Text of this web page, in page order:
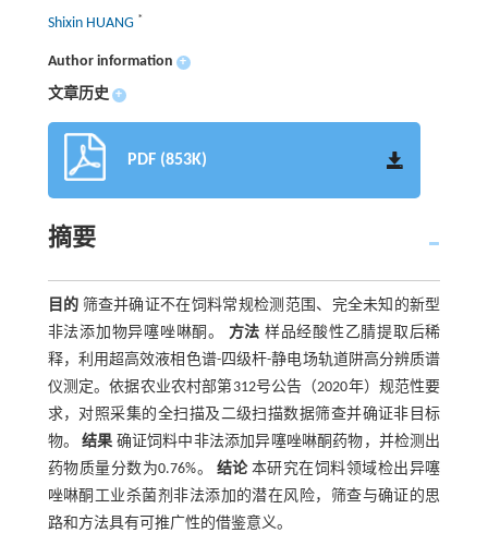
Shixin HUANG *
Author information +
文章历史 +
PDF (853K)
摘要
目的 筛查并确证不在饲料常规检测范围、完全未知的新型
非法添加物异噻唑啉酮。 方法 样品经酸性乙腈提取后稀
释，利用超高效液相色谱-四级杆-静电场轨道阱高分辨质谱
仪测定。依据农业农村部第312号公告（2020年）规范性要
求，对照采集的全扫描及二级扫描数据筛查并确证非目标
物。结果 确证饲料中非法添加异噻唑啉酮药物，并检测出
药物质量分数为0.76%。 结论本研究在饲料领域检出异噻
唑啉酮工业杀菌剂非法添加的潜在风险，筛查与确证的思
路和方法具有可推广性的借鉴意义。